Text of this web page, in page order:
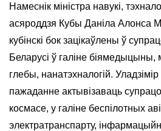
Намеснік міністра навукі,
асяроддзя Кубы Даніла Алонса
кубінскі бок зацікаўлены ў
Беларусі ў галіне біямедыцыны,
глебы, нанатэхналогій.
пажаданне актывізаваць
космасе, у галіне беспілотных
электратранспарту,